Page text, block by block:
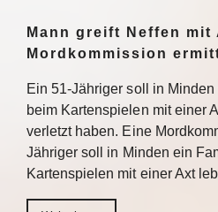
Mann greift Neffen mit
Mordkommission
Ein 51-Jähriger soll in
beim Kartenspielen mit einer
verletzt haben. Eine
Jähriger soll in Minden ein
Kartenspielen mit einer Axt